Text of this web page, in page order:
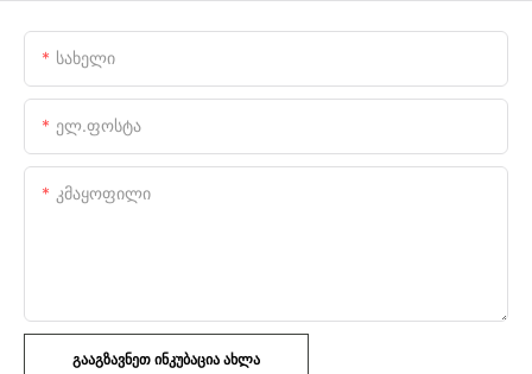
Სახელი
Ელ.ფოსტა
Კმაყოფილი
ᲒᲐᲐᲒᲖᲐᲕᲜᲔᲗ ᲘᲜᲙᲣᲑᲐᲪᲘᲐ ᲐᲮᲚᲐ